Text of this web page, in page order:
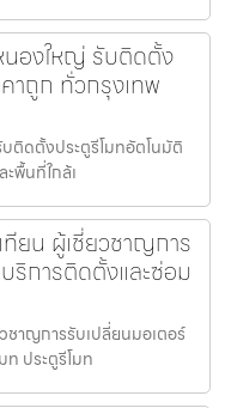
นองใหญ่ รับติดตั้ง
าถูก ทั่วกรุงเทพ
ติดตั้งประตูรีโมทอัตโนมัติ
พื้นที่ใกล้เ
ทียน ผู้เชี่ยวชาญการ
ริการติดตั้งและซ่อม
ชาญการรับเปลี่ยนมอเตอร์
ท ประตูรีโมท